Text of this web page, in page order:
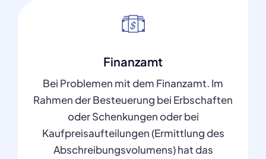
Finanzamt
Bei Problemen mit dem Finanzamt. Im
Rahmen der Besteuerung bei Erbschaften
oder Schenkungen oder bei
Kaufpreisaufteilungen (Ermittlung des
Abschreibungsvolumens) hat das